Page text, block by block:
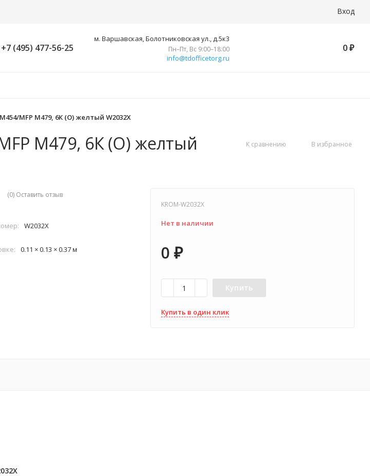
Вход
+7 (495) 477-56-25
м. Варшавская, Болотниковская ул., д.5к3
Пн–Пт, Вс 9:00–18:00
info@tdofficetorg.ru
0 ₽
MFP M479, 6К (O) желтый W2032X
M479, 6К (O) желтый
К сравнению В избранное
(0) Оставить отзыв
W2032X
0.11 × 0.13 × 0.37 м
KROM-W2032X
Нет в наличии
0 ₽
Купить
Купить в один клик